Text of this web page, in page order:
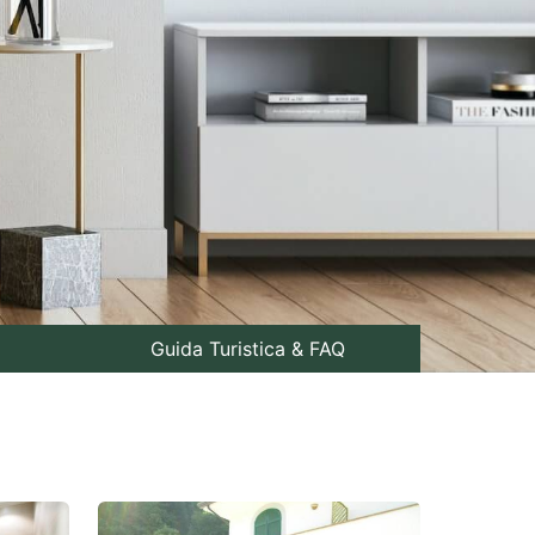
Guida Turistica & FAQ